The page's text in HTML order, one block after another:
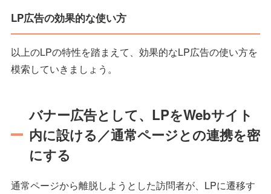
LP広告の効果的な使い方
以上のLPの特性を踏まえて、効果的なLP広告の使い方を
模索していきましょう。
バナー広告として、LPをWebサイト
内に設ける／通常ページとの連携を密
にする
通常ページから離脱しようとした訪問者が、LPに遷移す